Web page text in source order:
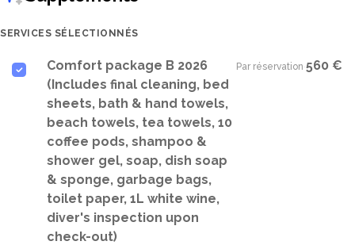
SERVICES SÉLECTIONNÉS
Comfort package B 2026
(Includes final cleaning, bed
sheets, bath & hand towels,
beach towels, tea towels, 10
coffee pods, shampoo &
shower gel, soap, dish soap
& sponge, garbage bags,
toilet paper, 1L white wine,
diver's inspection upon
check-out)
Par réservation·560 €